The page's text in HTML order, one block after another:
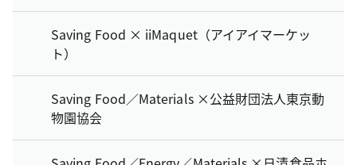
Saving Food × iiMaquet（アイアイマーケッ
ト）
Saving Food／Materials ×公益財団法人東京動
物園協会